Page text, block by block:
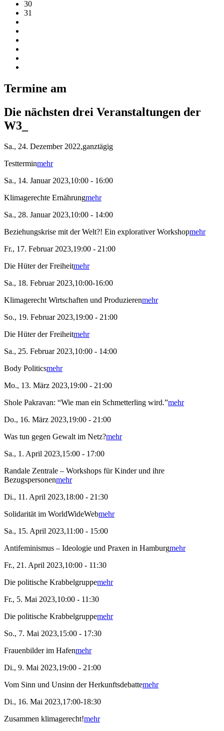
30
31
Termine am
Die nächsten drei Veranstaltungen der
W3_
Sa., 24. Dezember 2022,ganztägig
Testterminmehr
Sa., 14. Januar 2023,10:00 - 16:00
Klimagerechte Ernährungmehr
Sa., 28. Januar 2023,10:00 - 14:00
Beziehungskrise mit der Welt?! Ein explorativer Workshopmehr
Fr., 17. Februar 2023,19:00 - 21:00
Die Hüter der Freiheitmehr
Sa., 18. Februar 2023,10:00-16:00
Klimagerecht Wirtschaften und Produzierenmehr
So., 19. Februar 2023,19:00 - 21:00
Die Hüter der Freiheitmehr
Sa., 25. Februar 2023,10:00 - 14:00
Body Politicsmehr
Mo., 13. März 2023,19:00 - 21:00
Shole Pakravan: “Wie man ein Schmetterling wird.”mehr
Do., 16. März 2023,19:00 - 21:00
Was tun gegen Gewalt im Netz?mehr
Sa., 1. April 2023,15:00 - 17:00
Randale Zentrale – Workshops für Kinder und ihre
Bezugspersonenmehr
Di., 11. April 2023,18:00 - 21:30
Solidarität im WorldWideWebmehr
Sa., 15. April 2023,11:00 - 15:00
Antifeminismus – Ideologie und Praxen in Hamburgmehr
Fr., 21. April 2023,10:00 - 11:30
Die politische Krabbelgruppemehr
Fr., 5. Mai 2023,10:00 - 11:30
Die politische Krabbelgruppemehr
So., 7. Mai 2023,15:00 - 17:30
Frauenbilder im Hafenmehr
Di., 9. Mai 2023,19:00 - 21:00
Vom Sinn und Unsinn der Herkunftsdebattemehr
Di., 16. Mai 2023,17:00-18:30
Zusammen klimagerecht!mehr